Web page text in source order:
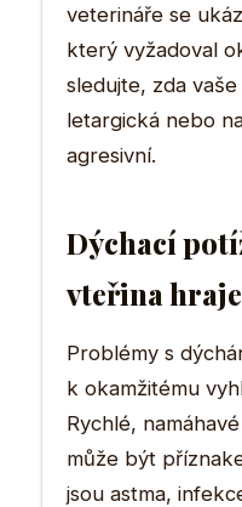
veterináře se
který vyžadoval
sledujte, zda
letargická nebo
agresivní.
Dýchací
vteřina
Problémy s
k okamžitému
Rychlé,
může být
jsou astma,